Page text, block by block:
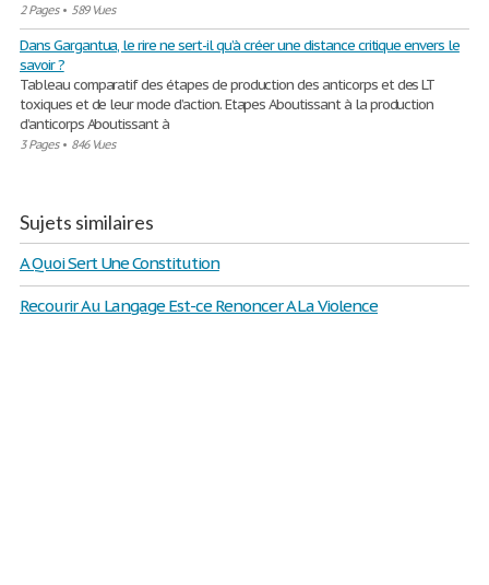
2 Pages• 589 Vues
Dans Gargantua, le rire ne sert-il qu’à créer une distance critique envers le
savoir ?
Tableau comparatif des étapes de production des anticorps et des LT
toxiques et de leur mode d’action. Etapes Aboutissant à la production
d’anticorps Aboutissant à
3 Pages• 846 Vues
Sujets similaires
A Quoi Sert Une Constitution
Recourir Au Langage Est-ce Renoncer A La Violence